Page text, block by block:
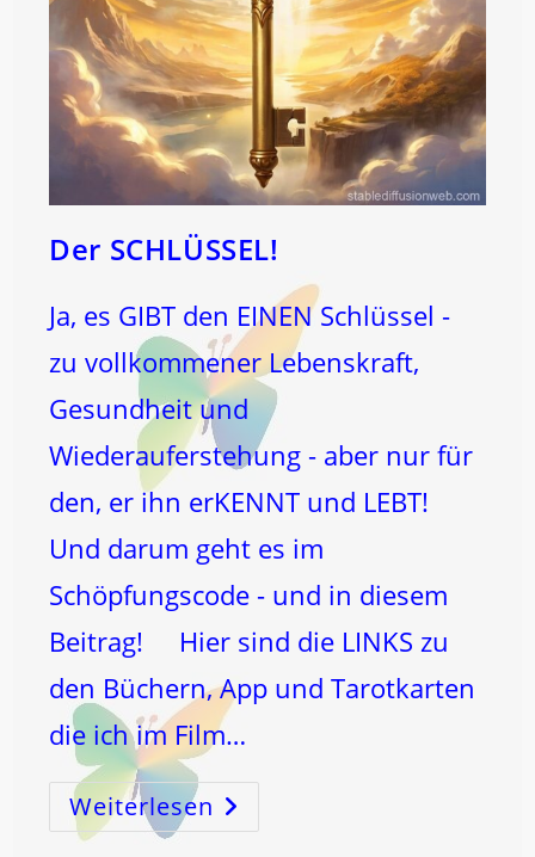
Der SCHLÜSSEL!
Ja, es GIBT den EINEN Schlüssel -
zu vollkommener Lebenskraft,
Gesundheit und
Wiederauferstehung - aber nur für
den, er ihn erKENNT und LEBT!
Und darum geht es im
Schöpfungscode - und in diesem
Beitrag! Hier sind die LINKS zu
den Büchern, App und Tarotkarten
die ich im Film…
Weiterlesen Der
SCHLÜSSEL!